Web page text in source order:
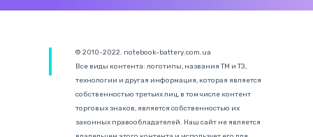
© 2010-2022. notebook-battery.com.ua
Все виды контента: логотипы, названия ТМ и ТЗ,
технологии и другая информация, которая является
собственностью третьих лиц, в том числе контент
торговых знаков, является собственностью их
законных правообладателей. Наш сайт не является